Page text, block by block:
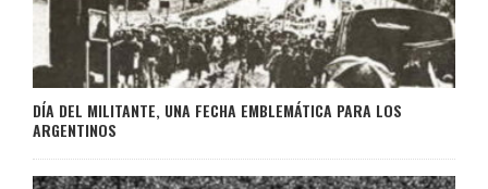
DÍA DEL MILITANTE, UNA FECHA EMBLEMÁTICA PARA LOS
ARGENTINOS